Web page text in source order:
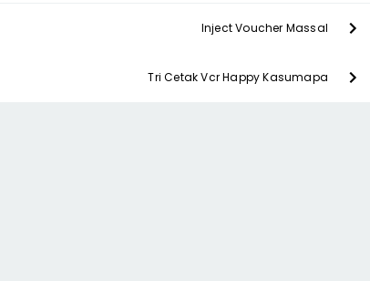
Inject Voucher Massal
Tri Cetak Vcr Happy Kasumapa